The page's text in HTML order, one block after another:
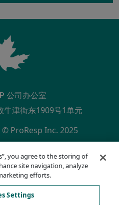
公司办公室
牛津街东1909号1单元
© ProResp Inc. 2025
政策
热线
条款
you agree to the storing of
site navigation, analyze
efforts.
Settings